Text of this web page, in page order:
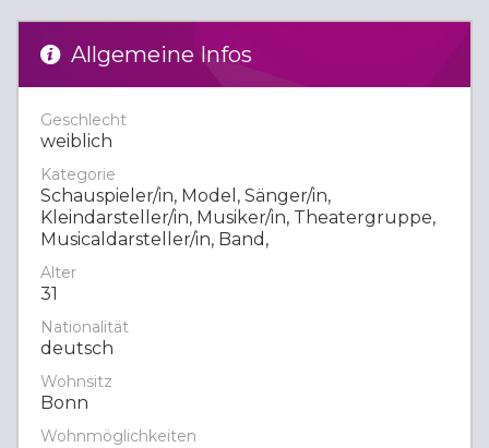
Allgemeine Infos
Geschlecht
weiblich
Kategorie
Schauspieler/in, Model, Sänger/in,
Kleindarsteller/in, Musiker/in, Theatergruppe,
Musicaldarsteller/in, Band,
Alter
31
Nationalität
deutsch
Wohnsitz
Bonn
Wohnmöglichkeiten